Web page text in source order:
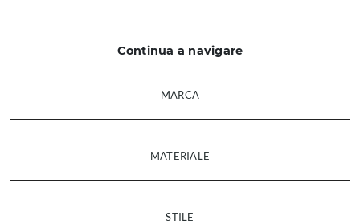
Continua a navigare
MARCA
MATERIALE
STILE